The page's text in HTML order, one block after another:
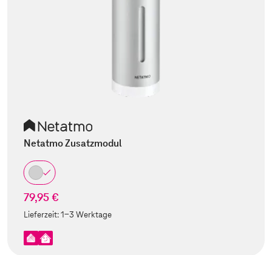
Netatmo Zusatzmodul
79,95 €
Lieferzeit:1-3 Werktage